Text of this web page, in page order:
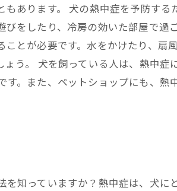
あります。 犬の熱中症を予防す
をしたり、冷房の効いた部屋で過
とが必要です。水をかけたり、扇
う。 犬を飼っている人は、熱中
。また、ペットショップにも、
知っていますか？熱中症は、犬に